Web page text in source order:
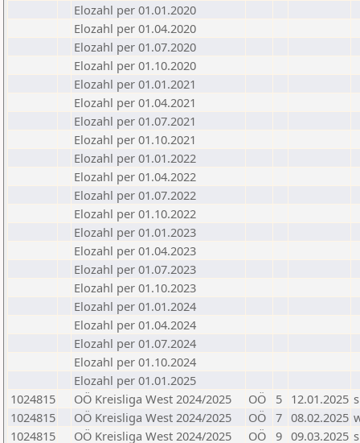
Elozahl per 01.01.2020
Elozahl per 01.04.2020
Elozahl per 01.07.2020
Elozahl per 01.10.2020
Elozahl per 01.01.2021
Elozahl per 01.04.2021
Elozahl per 01.07.2021
Elozahl per 01.10.2021
Elozahl per 01.01.2022
Elozahl per 01.04.2022
Elozahl per 01.07.2022
Elozahl per 01.10.2022
Elozahl per 01.01.2023
Elozahl per 01.04.2023
Elozahl per 01.07.2023
Elozahl per 01.10.2023
Elozahl per 01.01.2024
Elozahl per 01.04.2024
Elozahl per 01.07.2024
Elozahl per 01.10.2024
Elozahl per 01.01.2025
1024815
OÖ Kreisliga West 2024/2025 OÖ 5 12.01.2025 s
1024815
OÖ Kreisliga West 2024/2025 OÖ 7 08.02.2025
1024815
OÖ Kreisliga West 2024/2025 OÖ 9 09.03.2025 s